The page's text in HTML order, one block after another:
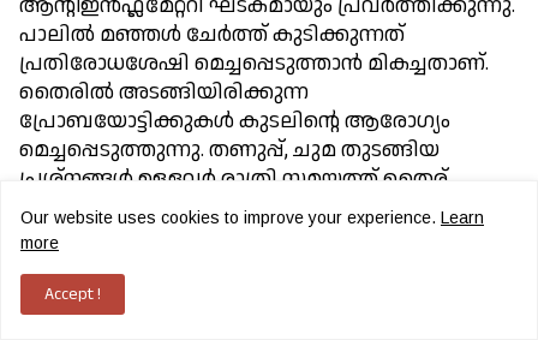
പാലില്‍ മഞ്ഞള്‍ ചേര്‍ത്ത് കുടിക്കുന്നത്
പ്രതിരോധശേഷി മെച്ചപ്പെടുത്താന്‍ മികച്ചതാണ്.
തൈരില്‍ അടങ്ങിയിരിക്കുന്ന
പ്രോബയോട്ടിക്കുകള്‍ കുടലിന്റെ ആരോഗ്യം
മെച്ചപ്പെടുത്തുന്നു. തണുപ്പ്, ചുമ തുടങ്ങിയ
പ്രശ്നങ്ങള്‍ ഉള്ളവര്‍ രാത്രി സമയത്ത് തൈര്
കഴിക്കുന്നത് ഒഴിവാക്കുന്നത് നല്ലതാണ്.
നെല്ലിക്കയില്‍ അടങ്ങിയ വിറ്റാമിന്‍ സി പ്രതിരോധ
നീക്കം ചെയ്യാനും സഹായകരമാണ്. കുരുമുളക്,
കറുവപ്പട്ട, ഗ്രാമ്പു തുടങ്ങിയ മസാലകള്‍
Our website uses cookies to improve your experience. Learn
more
Accept !